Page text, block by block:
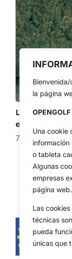
la página
OPENGOLF
Una cookie
información
o tableta
Algunas
empresas
página web.
Las
técnicas
pueda
únicas que
Lucas Herbert
en un
7 de agosto de